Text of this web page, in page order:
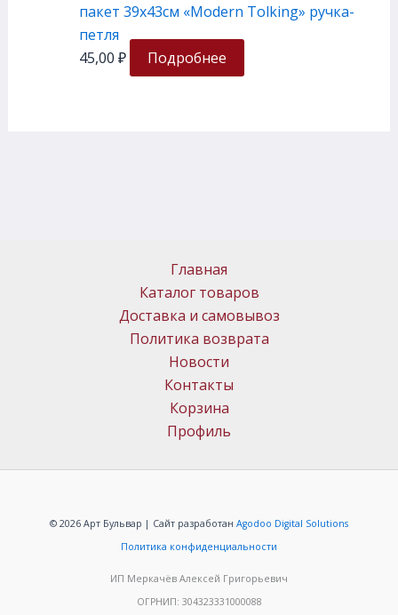
пакет 39х43см «Modern Tolking» ручка-
петля
45,00 ₽ Подробнее
Главная
Каталог товаров
Доставка и самовывоз
Политика возврата
Новости
Контакты
Корзина
Профиль
© 2026 Арт Бульвар | Сайт разработан Agodoo Digital Solutions
Политика конфиденциальности
ИП Меркачёв Алексей Григорьевич
ОГРНИП: 304323331000088